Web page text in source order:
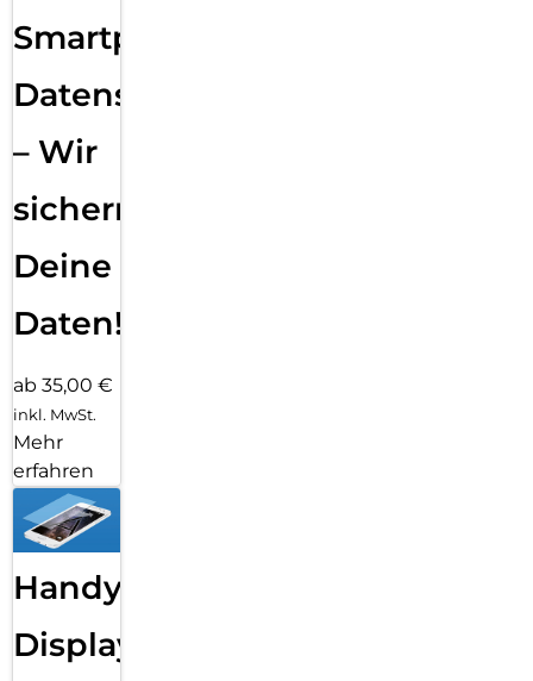
Smartphone
Datensicherung
– Wir
sichern
Deine
Daten!
ab 35,00 €
inkl. MwSt.
Mehr
erfahren
Handy
Displayfolie